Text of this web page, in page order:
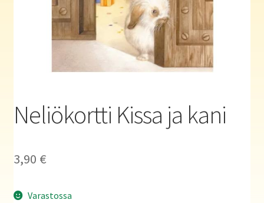
Auringon kirja- ja paperipuodit verkossa
Neliökortti Kissa ja kani
3,90 €
Varastossa